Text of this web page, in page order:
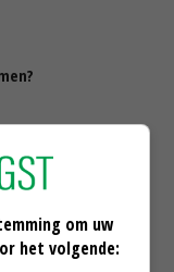
om uw
het volgende: